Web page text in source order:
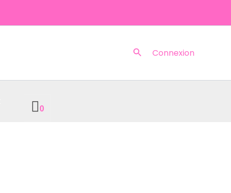
Rechercher
Connexion
0